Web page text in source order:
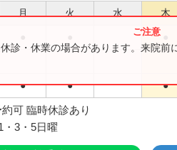
月 火 水 木
● ● ●
診・休業の場合があります。来院前
可 臨時休診あり
・3・5日曜